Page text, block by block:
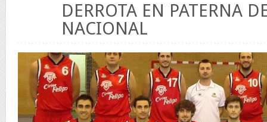
DERROTA EN PATERNA
NACIONAL